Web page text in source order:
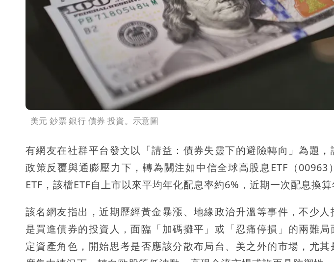
美元 鈔票 銀行 債券 投資。示意圖
有網友在社群平台發文以「請益：債券失靈下的避險轉向」為題
政策反覆與通膨壓力下，轉為關注如中信全球高股息ETF（
ETF，該檔ETF自上市以來平均年化配息率約6%，近期一次配息換
該名網友指出，近期歷經黃金暴漲、地緣政治升溫等事件，不少
是買進債券的投資人，面臨「加碼攤平」或「忍痛停損」的兩難
定資產角色，開始思考是否應該分散布局台、美之外的市場，尤